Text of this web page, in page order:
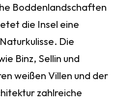
Boddenlandschaften
die Insel eine
Die
Binz, Sellin und
weißen Villen und der
zahlreiche